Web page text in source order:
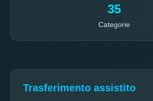
35
Categorie
Trasferimento assistito